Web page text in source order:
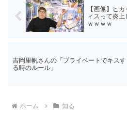
【画像】ヒ
ィスって炎
ｗｗｗｗ
吉岡里帆さんの「プライベートでキスす
る時のルール」
ホーム 知る